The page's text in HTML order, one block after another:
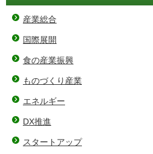
産業総合
国際展開
食の産業振興
ものづくり産業
エネルギー
DX推進
スタートアップ